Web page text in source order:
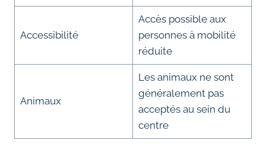
Accessibilité
Accès possible aux
personnes à mobilité
réduite
Animaux
Les animaux ne sont
généralement pas
acceptés au sein du
centre